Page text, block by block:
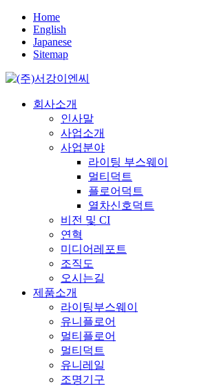
Home
English
Japanese
Sitemap
회사소개
인사말
사업소개
사업분야
라이팅 부스웨이
멀티덕트
플로어덕트
열차신호덕트
비전 및 CI
연혁
미디어레포트
조직도
오시는길
제품소개
라이팅부스웨이
유니플로어
멀티플로어
멀티덕트
유니레일
조명기구